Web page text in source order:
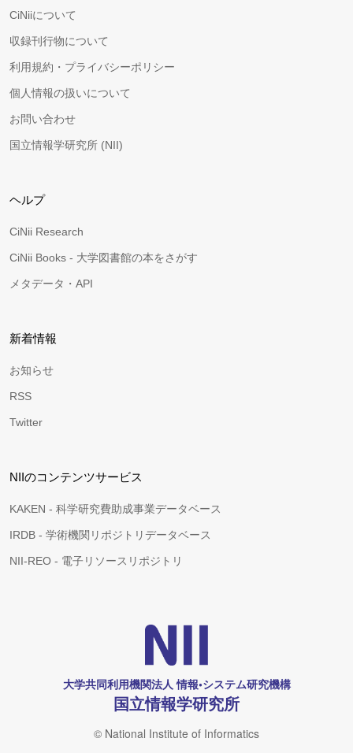
CiNiiについて
収録刊行物について
利用規約・プライバシーポリシー
個人情報の扱いについて
お問い合わせ
国立情報学研究所 (NII)
ヘルプ
CiNii Research
CiNii Books - 大学図書館の本をさがす
メタデータ・API
新着情報
お知らせ
RSS
Twitter
NIIのコンテンツサービス
KAKEN - 科学研究費助成事業データベース
IRDB - 学術機関リポジトリデータベース
NII-REO - 電子リソースリポジトリ
大学共同利用機関法人 情報•システム研究機構
国立情報学研究所
© National Institute of Informatics